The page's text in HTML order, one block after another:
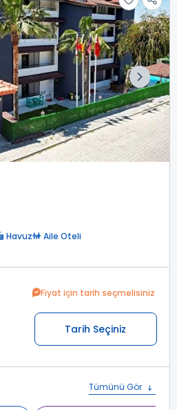
Havuz
Aile Oteli
Fiyat için tarih seçmelisiniz
Tarih Seçiniz
Tümünü Gör